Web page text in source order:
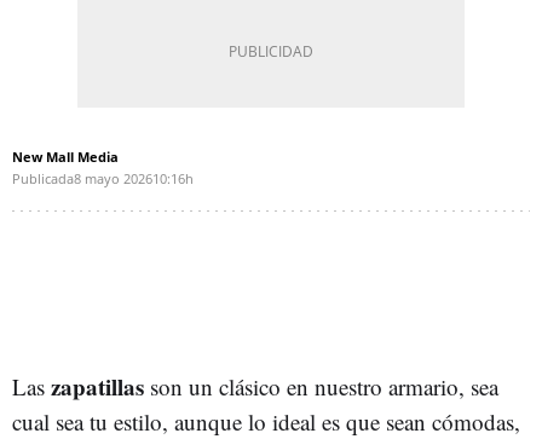
New Mall Media
Publicada8 mayo 202610:16h
Las zapatillas son un clásico en nuestro armario, sea
cual sea tu estilo, aunque lo ideal es que sean cómodas,